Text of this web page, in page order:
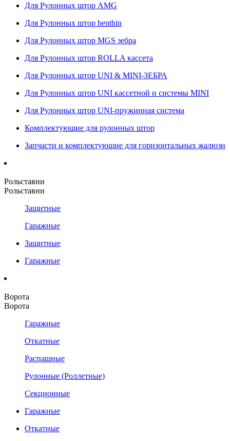
Для Рулонных штор AMG
Для Рулонных штор benthin
Для Рулонных штор MGS зебра
Для Рулонных штор ROLLA кассета
Для Рулонных штор UNI & MINI-ЗЕБРА
Для Рулонных штор UNI кассетной и системы MINI
Для Рулонных штор UNI-пружинная система
Комплектующие для рулонных штор
Запчасти и комплектующие для горизонтальных жалюзи
Рольставни
Рольставни
Защитные
Гаражные
Защитные
Гаражные
Ворота
Ворота
Гаражные
Откатные
Распашные
Рулонные (Роллетные)
Секционные
Гаражные
Откатные